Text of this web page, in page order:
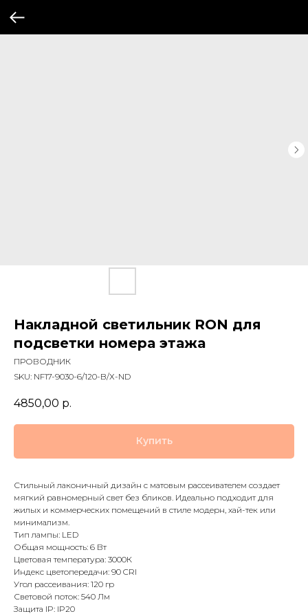
Накладной светильник RON для
подсветки номера этажа
ПРОВОДНИК
SKU: NF17-9030-6/120-B/Х-ND
4850,00 р.
Купить
Стильный лаконичный дизайн с матовым рассеивателем создает
мягкий равномерный свет без бликов. Идеально подходит для
жилых и коммерческих помещений в стиле модерн, хай-тек или
минимализм.
Тип лампы: LED
Общая мощность: 6 Вт
Цветовая температура: 3000К
Индекс цветопередачи: 90 CRI
Угол рассеивания: 120 гр
Световой поток: 540 Лм
Защита IP: IP20